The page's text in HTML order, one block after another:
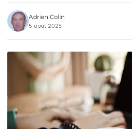
Adrien Colin
5 août 2025